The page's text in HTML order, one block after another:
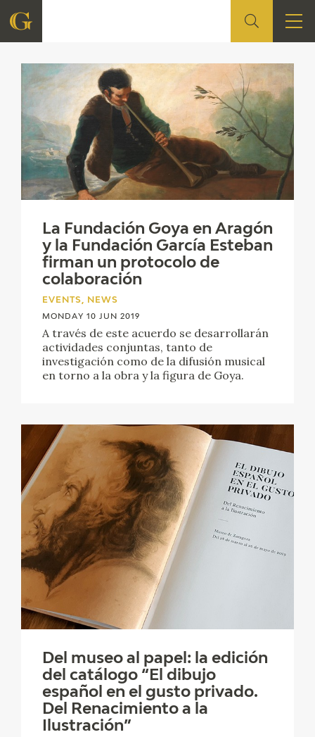
FOUNDATION
QUIENES SOMOS
CORPORATE ACTION
CONTACT
EXPOSICIONES
ACTIVIDADES
FRANCISCO DE GOYA
EL VIAJE DE GOYA
CATÁLOGO
La Fundación Goya en Aragón
y la Fundación García Esteban
firman un protocolo de
colaboración
EVENTS, NEWS
MONDAY 10 JUN 2019
A través de este acuerdo se desarrollarán
actividades conjuntas, tanto de
investigación como de la difusión musical
en torno a la obra y la figura de Goya.
Del museo al papel: la edición
del catálogo “El dibujo
español en el gusto privado.
Del Renacimiento a la
Ilustración”